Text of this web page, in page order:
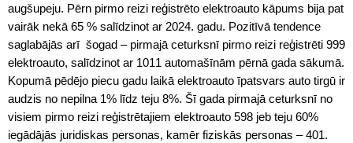
augšupeju. Pērn pirmo reizi reģistrēto elektroauto kāpums bija pat
vairāk nekā 65 % salīdzinot ar 2024. gadu. Pozitīvā tendence
saglabājās arī šogad – pirmajā ceturksnī pirmo reizi reģistrēti 999
elektroauto, salīdzinot ar 1011 automašīnām pērnā gada sākumā.
Kopumā pēdējo piecu gadu laikā elektroauto īpatsvars auto tirgū ir
audzis no nepilna 1% līdz teju 8%. Šī gada pirmajā ceturksnī no
visiem pirmo reizi reģistrētajiem elektroauto 598 jeb teju 60%
iegādājās juridiskas personas, kamēr fiziskās personas – 401.